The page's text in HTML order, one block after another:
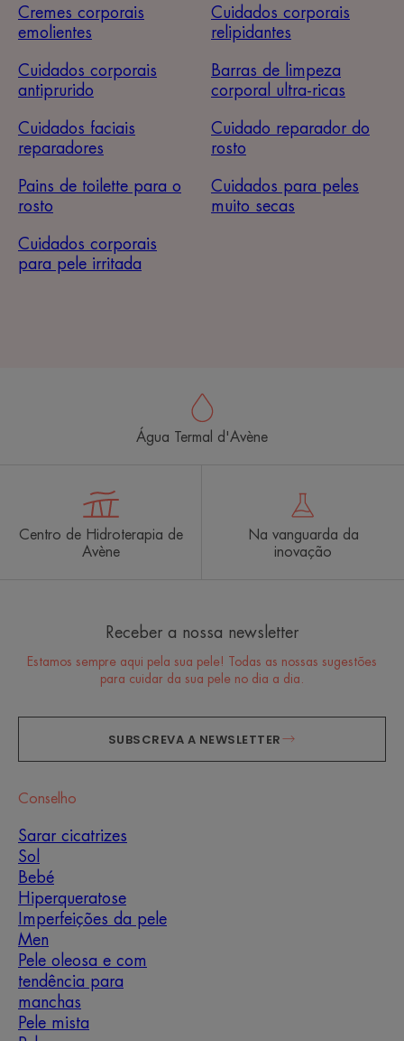
Cremes corporais
emolientes
Cuidados corporais
relipidantes
Cuidados corporais
antiprurido
Barras de limpeza
corporal ultra-ricas
Cuidados faciais
reparadores
Cuidado reparador do
rosto
Pains de toilette para o
rosto
Cuidados para peles
muito secas
Cuidados corporais
para pele irritada
Água Termal d'Avène
Centro de Hidroterapia de
Avène
Na vanguarda da
inovação
Receber a nossa newsletter
Estamos sempre aqui pela sua pele! Todas as nossas sugestões
para cuidar da sua pele no dia a dia.
SUBSCREVA A NEWSLETTER
Conselho
Sarar cicatrizes
Sol
Bebé
Hiperqueratose
Imperfeições da pele
Men
Pele oleosa e com
tendência para
manchas
Pele mista